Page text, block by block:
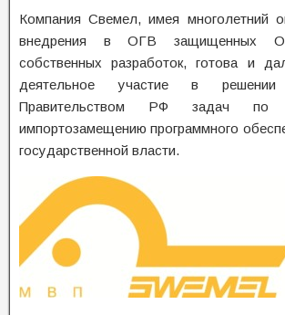
Компания Свемел, имея многолетний
внедрения в ОГВ защищенных
собственных разработок, готова и
деятельное участие в решении
Правительством РФ задач по
импортозамещению программного
государственной власти.